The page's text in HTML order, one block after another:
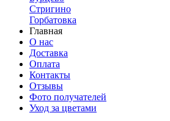
Стригино
Горбатовка
Главная
О нас
Доставка
Оплата
Контакты
Отзывы
Фото получателей
Уход за цветами